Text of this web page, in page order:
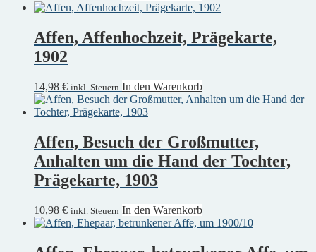
Affen, Affenhochzeit, Prägekarte,
1902
14,98 € inkl. Steuern In den Warenkorb
Affen, Besuch der Großmutter,
Anhalten um die Hand der Tochter,
Prägekarte, 1903
10,98 € inkl. Steuern In den Warenkorb